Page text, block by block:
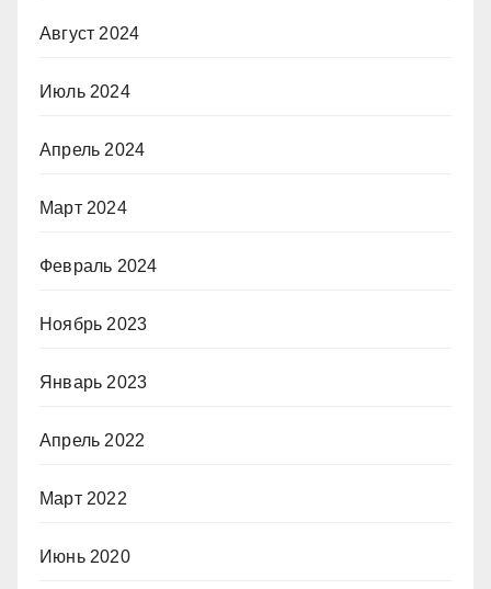
Август 2024
Июль 2024
Апрель 2024
Март 2024
Февраль 2024
Ноябрь 2023
Январь 2023
Апрель 2022
Март 2022
Июнь 2020